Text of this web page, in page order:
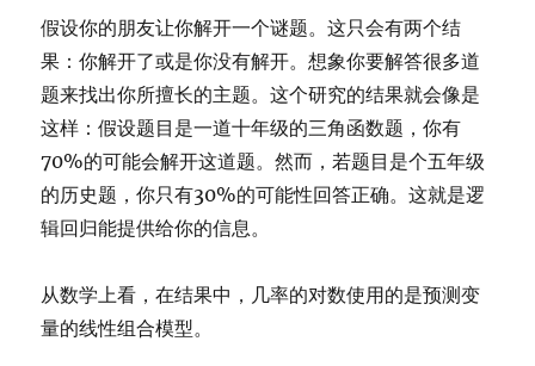
假设你的朋友让你解开一个谜题。这只会有两个结
果：你解开了或是你没有解开。想象你要解答很多道
题来找出你所擅长的主题。这个研究的结果就会像是
这样：假设题目是一道十年级的三角函数题，你有
70%的可能会解开这道题。然而，若题目是个五年级
的历史题，你只有30%的可能性回答正确。这就是逻
辑回归能提供给你的信息。
从数学上看，在结果中，几率的对数使用的是预测变
量的线性组合模型。